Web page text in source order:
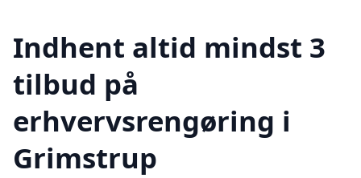
Indhent altid mindst 3
tilbud på
erhvervsrengøring i
Grimstrup